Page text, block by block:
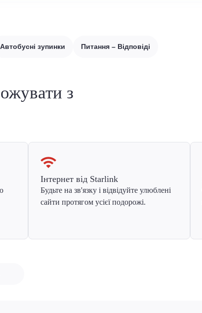
Автобусні зупинки Питання – Відповіді
з
Інтернет від Starlink
Будьте на зв'язку і відвідуйте улюблені
сайти протягом усієї подорожі.